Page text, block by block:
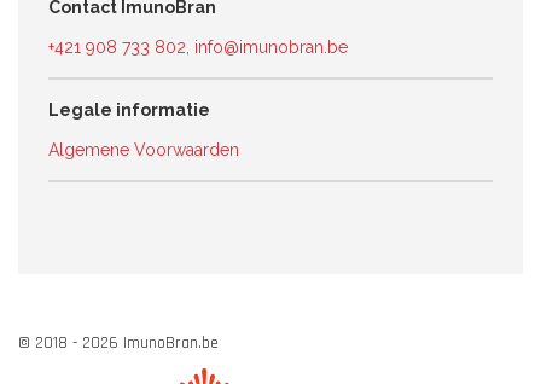
Contact ImunoBran
+421 908 733 802 info@imunobran.be
Legale informatie
Algemene Voorwaarden
© 2018 - 2026 ImunoBran.be